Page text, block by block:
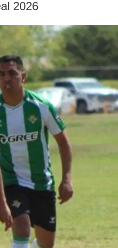
2026